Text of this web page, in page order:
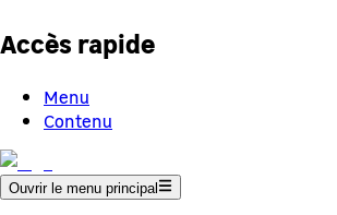
Accès rapide
Menu
Contenu
Ouvrir le menu principal